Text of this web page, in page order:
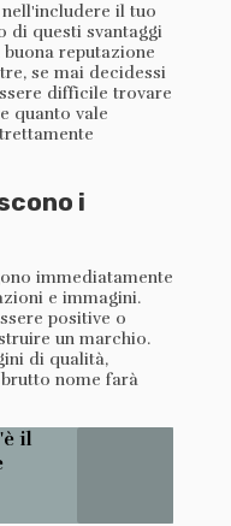
nell'includere il tuo
di questi svantaggi
reputazione
se mai decidessi
difficile trovare
quanto vale
i
immediatamente
e immagini.
positive o
un marchio.
di qualità,
nome farà
il